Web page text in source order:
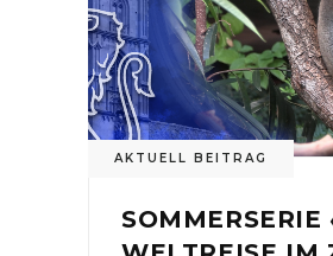
AKTUELL BEITRAG
SOMMERSERIE